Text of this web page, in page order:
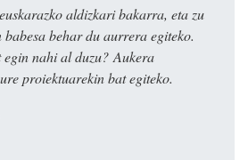
aldizkari bakarra, eta zu
behar du aurrera egiteko.
nahi al duzu? Aukera
proiektuarekin bat egiteko.